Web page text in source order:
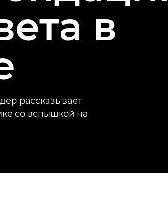
в
рассказывает
со вспышкой на